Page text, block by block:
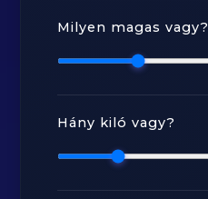
Milyen magas vagy?
Hány kiló vagy?